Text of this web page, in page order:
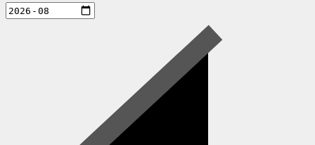
aktiviteter